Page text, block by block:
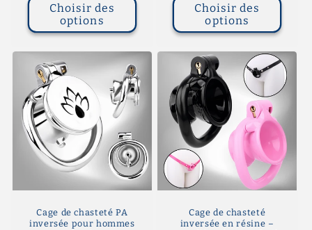
Choisir des
options
Choisir des
options
Cage de chasteté PA
inversée pour hommes
Cage de chasteté
inversée en résine –